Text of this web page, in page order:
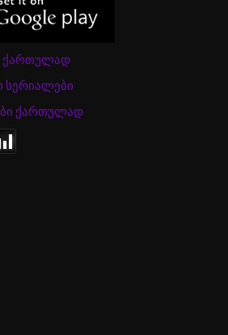
ქართულად
ქართულად